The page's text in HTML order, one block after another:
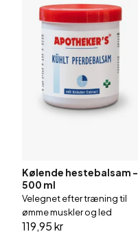
Kølende hestebalsam -
500 ml
Velegnet efter træning til
ømme muskler og led
119,95 kr